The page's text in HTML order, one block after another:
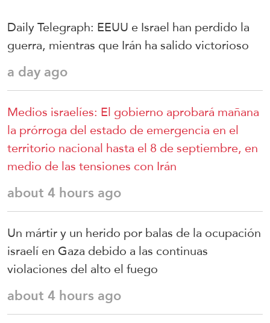
Daily Telegraph: EEUU e Israel han perdido la
guerra, mientras que Irán ha salido victorioso
a day ago
Medios israelíes: El gobierno aprobará mañana
la prórroga del estado de emergencia en el
territorio nacional hasta el 8 de septiembre, en
medio de las tensiones con Irán
about 4 hours ago
Un mártir y un herido por balas de la ocupación
israelí en Gaza debido a las continuas
violaciones del alto el fuego
about 4 hours ago